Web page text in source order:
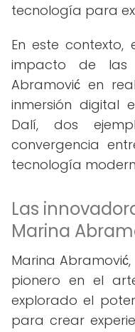
tecnología para
En este
impacto de las
Abramović en
inmersión digital
Dalí, dos
convergencia
tecnología
Las
Marina
Marina
pionero en el
explorado el
para crear